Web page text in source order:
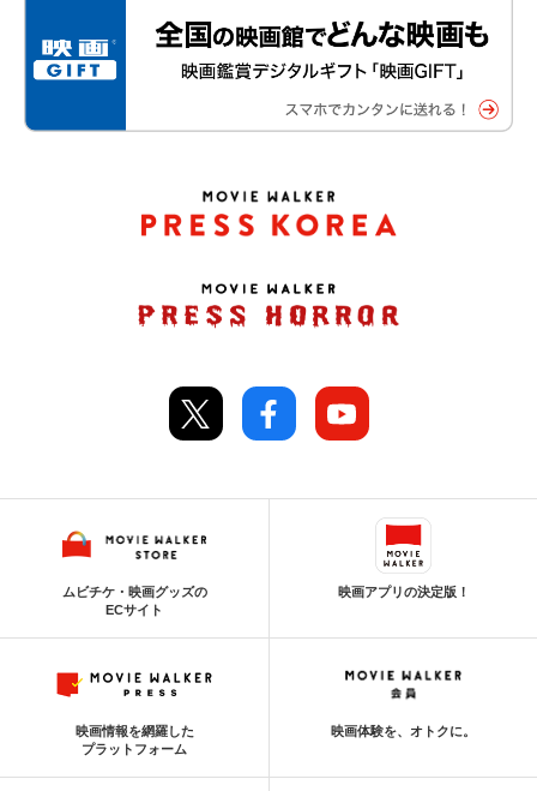
ムビチケ・映画グッズの
ECサイト
映画アプリの決定版！
映画情報を網羅した
プラットフォーム
映画体験を、オトクに。